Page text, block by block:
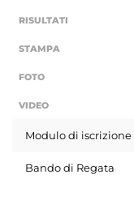
RISULTATI
STAMPA
FOTO
VIDEO
Modulo di iscrizione
Bando di Regata